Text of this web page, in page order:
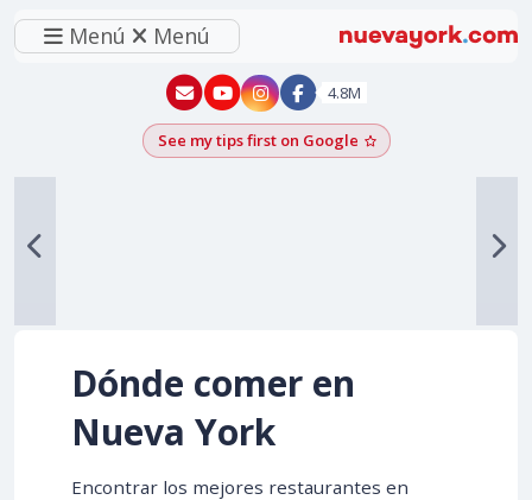
Menú Menú
New York - YouTube
New York - Instagram
4.8M
See my tips first on GoogleAdd as a Google
Dónde comer en
Nueva York
Encontrar los mejores restaurantes en